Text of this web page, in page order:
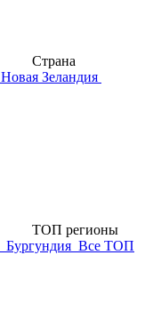
Страна
Новая Зеландия
ТОП регионы
Бургундия Все ТОП